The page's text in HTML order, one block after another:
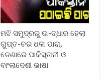
ମଝି ସମୁଦ୍ରରୁ ଉ-ଦ୍ଧାର ହେଲା
ଗୁପ୍ତ-ଚର ଧଳା ପାରା,
ଡେଣାରେ ପାକିସ୍ତାନୀ ଓ
ବାଂଲାଦେଶୀ ଭାଷା